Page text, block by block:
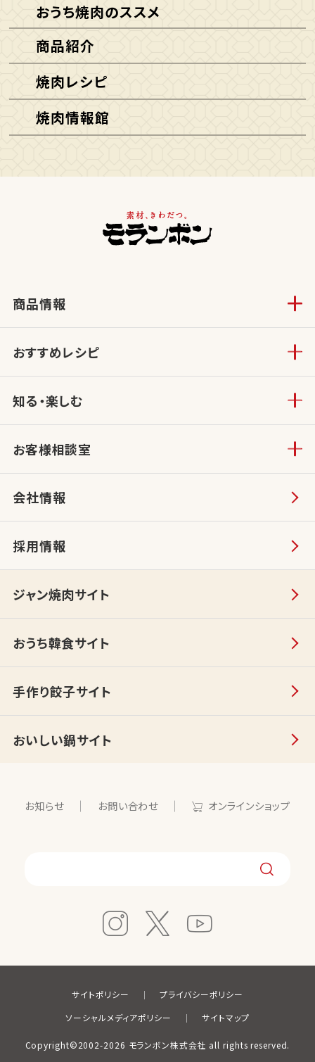
おうち焼肉のススメ
商品紹介
焼肉レシピ
焼肉情報館
商品情報
おすすめレシピ
知る・楽しむ
お客様相談室
会社情報
採用情報
ジャン焼肉サイト
おうち韓食サイト
手作り餃子サイト
おいしい鍋サイト
お知らせ お問い合わせ オンラインショップ
Copyright©2002-2026 モランボン株式会社 all rights reserved.
サイトポリシー
プライバシーポリシー
ソーシャルメディアポリシー
サイトマップ